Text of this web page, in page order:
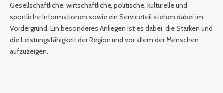
Gesellschaftliche, wirtschaftliche, politische, kulturelle und
sportliche Informationen sowie ein Serviceteil stehen dabei im
Vordergrund. Ein besonderes Anliegen ist es dabei, die Stärken und
die Leistungsfähigkeit der Region und vor allem der Menschen
aufzuzeigen.